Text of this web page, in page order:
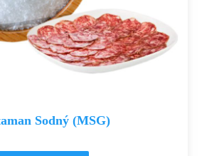
Sodný (MSG)